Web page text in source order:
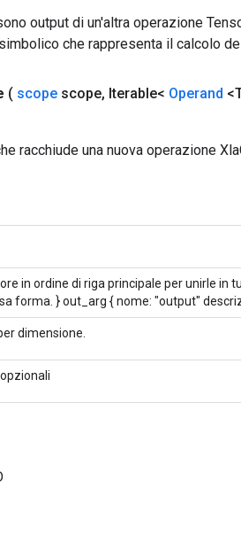
output di un'altra operazione
che rappresenta il calcolo
( scope scope, Iterable< Operand
racchiude una nuova operazione
in ordine di riga principale per unirle in
forma. } out_arg { nome: "output"
dimensione.